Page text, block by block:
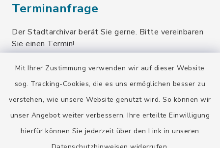
Mit Ihrer Zustimmung verwenden wir auf dieser Website
sog. Tracking-Cookies, die es uns ermöglichen besser zu
verstehen, wie unsere Website genutzt wird. So können wir
unser Angebot weiter verbessern. Ihre erteilte Einwilligung
hierfür können Sie jederzeit über den Link in unseren
Terminanfrage
Der Stadtarchivar berät Sie gerne. Bitte vereinbaren
Sie einen Termin!
Terminanfrage senden
Quicklinks
Stadt Wolfratshausen